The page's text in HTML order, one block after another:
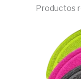
Productos